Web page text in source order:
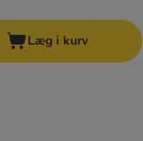
Læg i kurv